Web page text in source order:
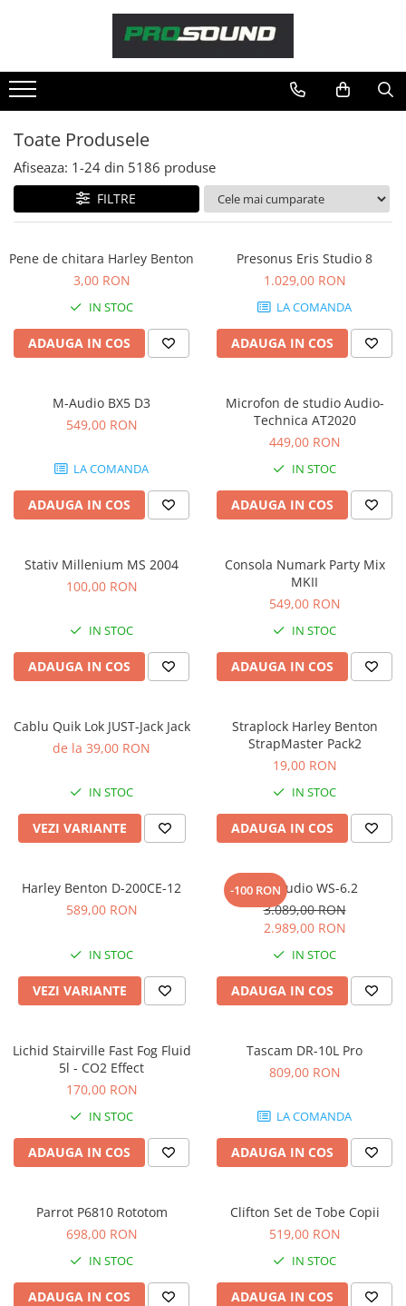
Sonorizare / PA
Adaptoare phantom
Adresare publica 100V
Amplificatoare Audio
Boxe Audio
Mixere audio
Monitorizare In-Ear
Pickup-uri, platane & accesorii
Playere si Recordere
Procesoare si efecte
Stabilizatoare de tensiune UPS si
Power Conditioner
Microfoane
Accesorii de microfoane
Microfoane de broadcast
Microfoane de instrumente
Microfoane de studio
Microfoane de Suprafata
Microfoane lavaliera si headset
Microfoane podcast, USB, iOS /
Microfoane pt Camere Video
Microfoane pt instalatii si
conferinta
Microfoane stereo
Microfoane Suspendabile
Stative de microfon
Studio si inregistrari
Accesorii de microfoane
Accesorii echipamente de studio
Clape MIDI
Convertoare AD/DA
Microfoane de studio
Preamplificatoare
Toate Produsele
Afiseaza: 1-24 din 5186 produse
FILTRE
Pene de chitara Harley Benton
3,00 RON
IN STOC
ADAUGA IN COS
Presonus Eris Studio 8
1.029,00 RON
LA COMANDA
ADAUGA IN COS
M-Audio BX5 D3
549,00 RON
LA COMANDA
ADAUGA IN COS
Microfon de studio Audio-
Technica AT2020
449,00 RON
IN STOC
ADAUGA IN COS
Stativ Millenium MS 2004
100,00 RON
IN STOC
ADAUGA IN COS
Consola Numark Party Mix
MKII
549,00 RON
IN STOC
ADAUGA IN COS
Cablu Quik Lok JUST-Jack Jack
de la 39,00 RON
IN STOC
VEZI VARIANTE
Straplock Harley Benton
StrapMaster Pack2
19,00 RON
IN STOC
ADAUGA IN COS
Harley Benton D-200CE-12
589,00 RON
IN STOC
VEZI VARIANTE
-100 RON
Kali Audio WS-6.2
3.089,00 RON
2.989,00 RON
IN STOC
ADAUGA IN COS
Lichid Stairville Fast Fog Fluid
5l - CO2 Effect
170,00 RON
IN STOC
ADAUGA IN COS
Tascam DR-10L Pro
809,00 RON
LA COMANDA
ADAUGA IN COS
Parrot P6810 Rototom
698,00 RON
IN STOC
ADAUGA IN COS
Clifton Set de Tobe Copii
519,00 RON
IN STOC
ADAUGA IN COS